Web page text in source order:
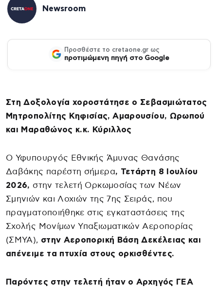
Newsroom
Προσθέστε το cretaone.gr ως
προτιμώμενη πηγή στο Google
Στη Δοξολογία χοροστάτησε ο Σεβασμιώτατος
Μητροπολίτης Κηφισίας, Αμαρουσίου, Ωρωπού
και Μαραθώνος κ.κ. Κύριλλος
Ο Υφυπουργός Εθνικής Άμυνας Θανάσης
Δαβάκης παρέστη σήμερα, Τετάρτη 8 Ιουλίου
2026, στην τελετή Ορκωμοσίας των Νέων
Σμηνιών και Λοχιών της 7ης Σειράς, που
πραγματοποιήθηκε στις εγκαταστάσεις της
Σχολής Μονίμων Υπαξιωματικών Αεροπορίας
(ΣΜΥΑ), στην Αεροπορική Βάση Δεκέλειας και
απένειμε τα πτυχία στους ορκισθέντες.
Παρόντες στην τελετή ήταν ο Αρχηγός ΓΕΑ